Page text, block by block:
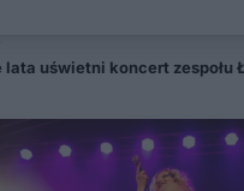
uświetni koncert zespołu